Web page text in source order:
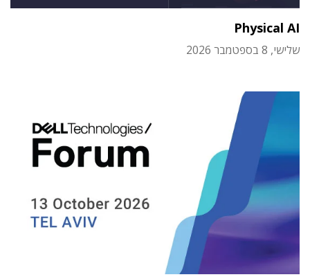
Physical AI
שלישי, 8 בספטמבר 2026